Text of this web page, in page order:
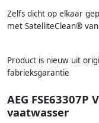
Zelfs dicht op elkaar
met SatelliteClean®
Product is nieuw uit
fabrieksgarantie
AEG
vaatwasser